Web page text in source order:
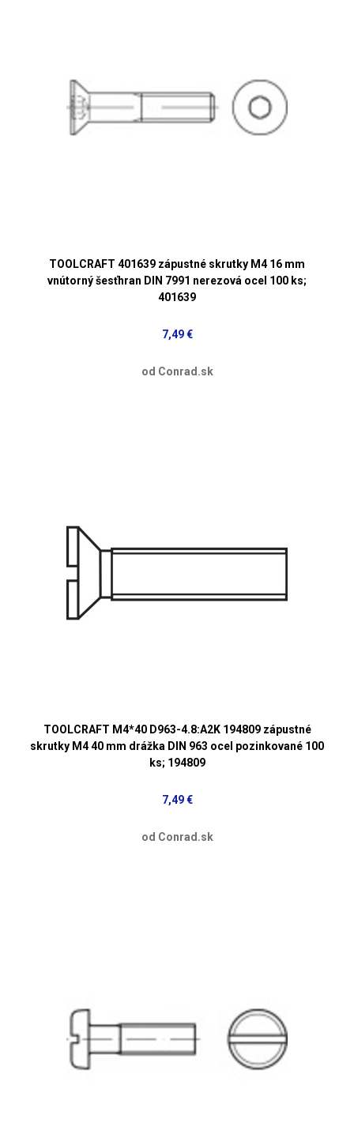
TOOLCRAFT 401639 zápustné skrutky M4 16 mm
vnútorný šesťhran DIN 7991 nerezová ocel 100 ks;
401639
7,49 €
od Conrad.sk
TOOLCRAFT M4*40 D963-4.8:A2K 194809 zápustné
skrutky M4 40 mm drážka DIN 963 ocel pozinkované 100
ks; 194809
7,49 €
od Conrad.sk